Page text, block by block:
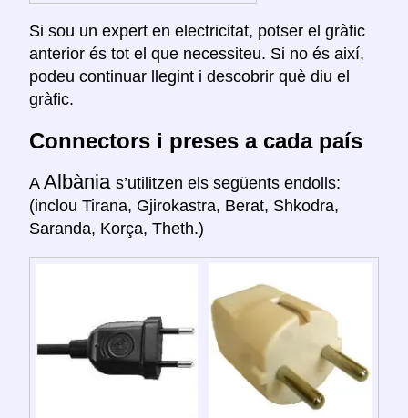
Si sou un expert en electricitat, potser el gràfic
anterior és tot el que necessiteu. Si no és així,
podeu continuar llegint i descobrir què diu el
gràfic.
Connectors i preses a cada país
A Albània s’utilitzen els següents endolls:
(inclou Tirana, Gjirokastra, Berat, Shkodra,
Saranda, Korça, Theth.)